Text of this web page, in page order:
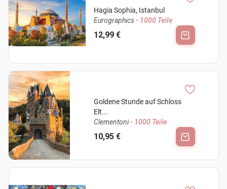
Hagia Sophia, Istanbul
Eurographics- 1000 Teile
12,99 €
Goldene Stunde auf Schloss
Elt...
Clementoni- 1000 Teile
10,95 €